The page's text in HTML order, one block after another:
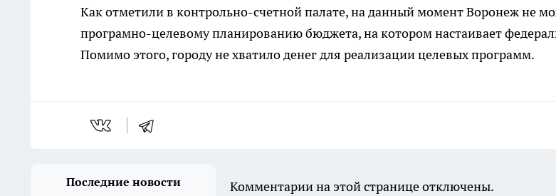
Как отметили в контрольно-счетной палате, на данный момент Воронеж не
програмно-целевому планированию бюджета, на котором настаивает
Помимо этого, городу не хватило денег для реализации целевых программ.
Последние новости Комментарии на этой странице отключены.